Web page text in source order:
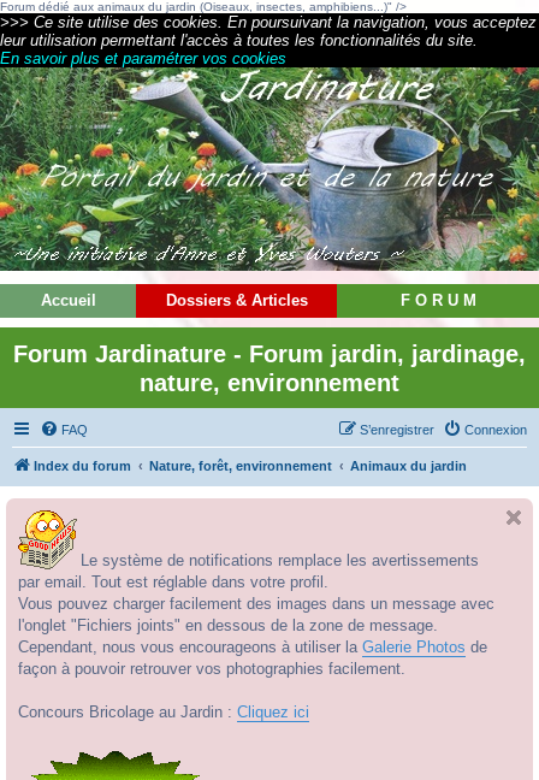
Forum dédié aux animaux du jardin (Oiseaux, insectes, amphibiens...)" />
>>> Ce site utilise des cookies. En poursuivant la navigation, vous acceptez
leur utilisation permettant l'accès à toutes les fonctionnalités du site.
En savoir plus et paramétrer vos cookies
Accueil Dossiers & Articles F O R U M
Forum Jardinature - Forum jardin, jardinage,
nature, environnement
FAQ Connexion
S’enregistrer
Index du forum Nature, forêt, environnement Animaux du jardin
Le système de notifications remplace les avertissements
par email. Tout est réglable dans votre profil.
Vous pouvez charger facilement des images dans un message avec
l'onglet "Fichiers joints" en dessous de la zone de message.
Cependant, nous vous encourageons à utiliser la Galerie Photos de
façon à pouvoir retrouver vos photographies facilement.
Concours Bricolage au Jardin : Cliquez ici